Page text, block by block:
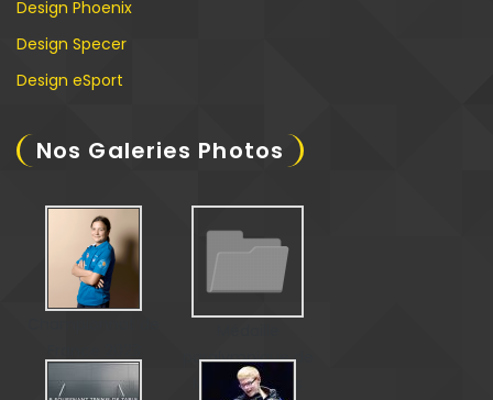
Design Phoenix
Design Specer
Design eSport
Nos Galeries Photos
paralympique de
Matéo Bohéas